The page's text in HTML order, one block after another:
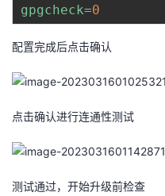
gpgcheck=0
配置完成后点击确认
点击确认进行连通性测试
测试通过，开始升级前检查